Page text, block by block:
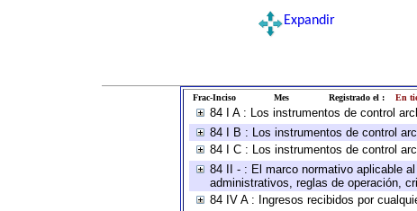
Expandir
Frac-Inciso Mes Registrado el : En
84 I A : Los instrumentos de control
84 I B : Los instrumentos de control
84 I C : Los instrumentos de control
84 II - : El marco normativo aplicable
administrativos, reglas de operación,
84 IV A : Ingresos recibidos por